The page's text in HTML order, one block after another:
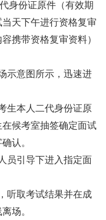
身份证原件（有效期
天下午进行资格复审
携带资格复审资料）
示意图所示，迅速进
生本人二代身份证原
候考室抽签确定面试
认。
员引导下进入指定面
听取考试结果并在成
场。